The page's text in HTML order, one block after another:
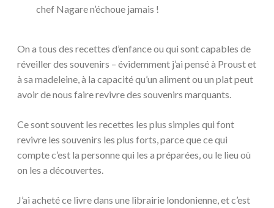
chef Nagare n’échoue jamais !
On a tous des recettes d’enfance ou qui sont capables de
réveiller des souvenirs – évidemment j’ai pensé à Proust et
à sa madeleine, à la capacité qu’un aliment ou un plat peut
avoir de nous faire revivre des souvenirs marquants.
Ce sont souvent les recettes les plus simples qui font
revivre les souvenirs les plus forts, parce que ce qui
compte c’est la personne qui les a préparées, ou le lieu où
on les a découvertes.
J’ai acheté ce livre dans une librairie londonienne, et c’est